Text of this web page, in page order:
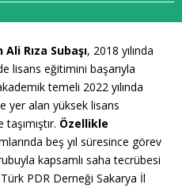
Rıza Subaşı, 2018 yılında
lisans eğitimini başarıyla
temeli 2022 yılında
yer alan yüksek lisans
Özellikle
beş yıl süresince görev
kapsamlı saha tecrübesi
Türk PDR Derneği Sakarya İl